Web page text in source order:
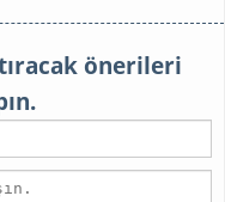
önerileri